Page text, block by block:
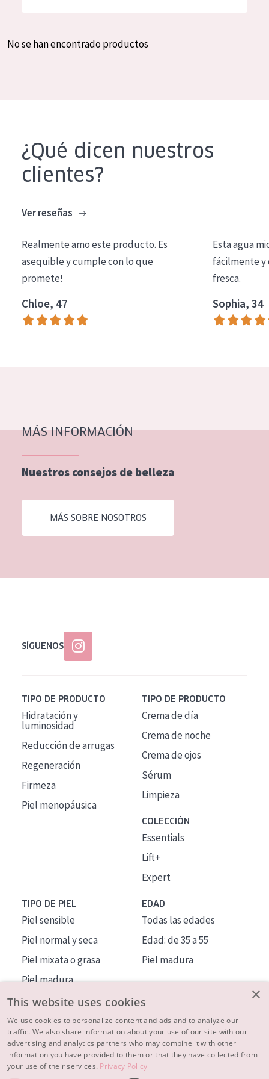
Crema de día
Crema de noche
Limpieza
COLECCIÓN
Essentials
Lift+
Piel normal y seca
Piel mixata o grasa
Piel madura
Piel expuesta al sol
Piel menopáusica
Todas las edades
Spanish
No se han encontrado productos
¿Qué dicen nuestros
clientes?
Ver reseñas
Realmente amo este producto. Es
asequible y cumple con lo que
promete!
Chloe, 47
Esta agua
fácilmente y
fresca.
Sophia, 34
MÁS INFORMACIÓN
Nuestros consejos de belleza
MÁS SOBRE NOSOTROS
SÍGUENOS
TIPO DE PRODUCTO
Hidratación y
luminosidad
Reducción de arrugas
Regeneración
Firmeza
Piel menopáusica
TIPO DE PRODUCTO
Crema de día
Crema de noche
Crema de ojos
Sérum
Limpieza
COLECCIÓN
Essentials
Lift+
Expert
TIPO DE PIEL
Piel sensible
Piel normal y seca
Piel mixata o grasa
Piel madura
Piel expuesta al sol
Piel menopáusica
EDAD
Todas las edades
Edad: de 35 a 55
Piel madura
MÁS SOBRE NOSOTROS
INSPIRACIÓN
×
This website uses cookies
We use cookies to personalize content and ads and to analyze our
traffic. We also share information about your use of our site with our
advertising and analytics partners who may combine it with other
information you have provided to them or that they have collected from
your use of their services. Privacy Policy